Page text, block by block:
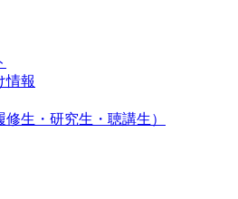
情報
生・研究生・聴講生）